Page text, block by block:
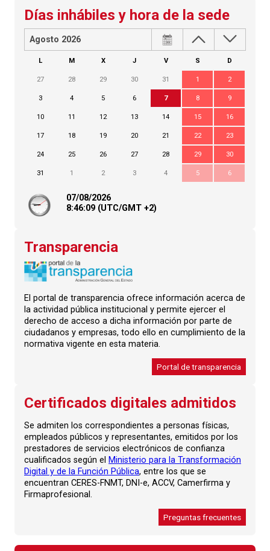
Días inhábiles y hora de la sede
Agosto 2026
L M X J V S D
27 28 29 30 31 1 2
3 4 5 6 7 8 9
10 11 12 13 14 15 16
17 18 19 20 21 22 23
24 25 26 27 28 29 30
31 1 2 3 4 5 6
07/08/2026
8:46:10 (UTC/GMT +2)
Transparencia
El portal de transparencia ofrece información acerca de
la actividad pública institucional y permite ejercer el
derecho de acceso a dicha información por parte de
ciudadanos y empresas, todo ello en cumplimiento de la
normativa vigente en esta materia.
Portal de transparencia
Certificados digitales admitidos
Se admiten los correspondientes a personas físicas,
empleados públicos y representantes, emitidos por los
prestadores de servicios electrónicos de confianza
cualificados según el Ministerio para la Transformación
Digital y de la Función Pública, entre los que se
encuentran CERES-FNMT, DNI-e, ACCV, Camerfirma y
Firmaprofesional.
Preguntas frecuentes